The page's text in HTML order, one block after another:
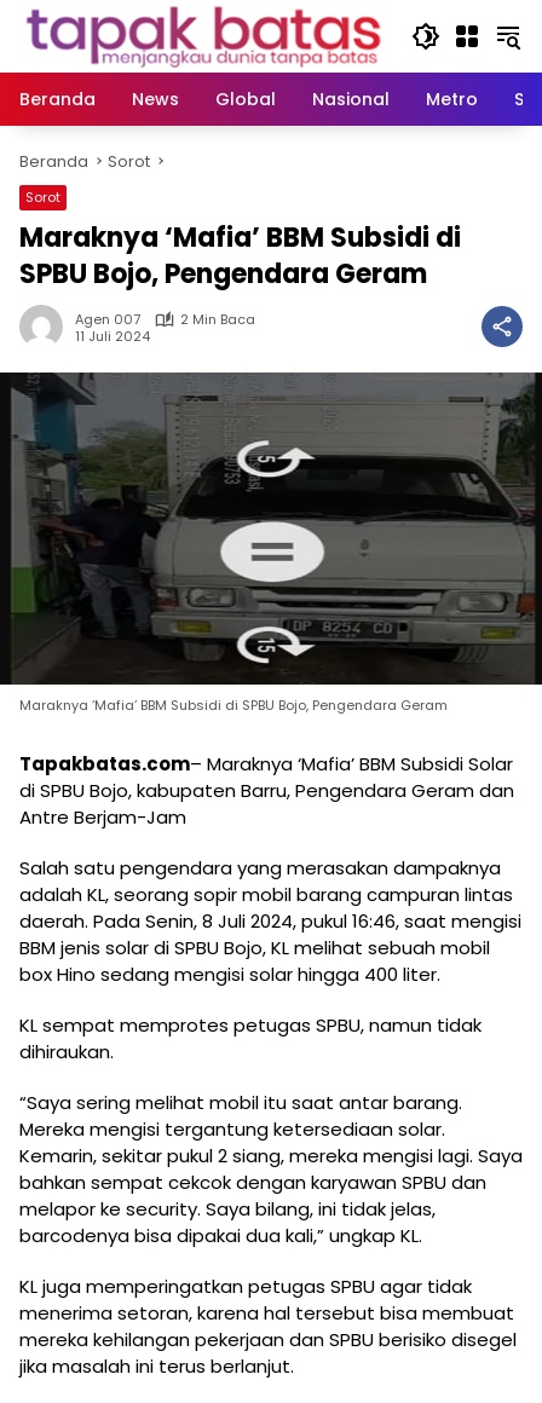
Langsung
Beranda
News Global Nasional Metro
Beranda Sorot
Sorot
Maraknya ‘Mafia’ BBM Subsidi di
SPBU Bojo, Pengendara Geram
Agen 007
2 Min Baca
11 Juli 2024
Maraknya ‘Mafia’ BBM Subsidi di SPBU Bojo, Pengendara Geram
Tapakbatas.com– Maraknya ‘Mafia’ BBM Subsidi Solar
di SPBU Bojo, kabupaten Barru, Pengendara Geram dan
Antre Berjam-Jam
Salah satu pengendara yang merasakan dampaknya
adalah KL, seorang sopir mobil barang campuran lintas
daerah. Pada Senin, 8 Juli 2024, pukul 16:46, saat mengisi
BBM jenis solar di SPBU Bojo, KL melihat sebuah mobil
box Hino sedang mengisi solar hingga 400 liter.
KL sempat memprotes petugas SPBU, namun tidak
dihiraukan.
“Saya sering melihat mobil itu saat antar barang.
Mereka mengisi tergantung ketersediaan solar.
Kemarin, sekitar pukul 2 siang, mereka mengisi lagi. Saya
bahkan sempat cekcok dengan karyawan SPBU dan
melapor ke security. Saya bilang, ini tidak jelas,
barcodenya bisa dipakai dua kali,” ungkap KL.
KL juga memperingatkan petugas SPBU agar tidak
menerima setoran, karena hal tersebut bisa membuat
mereka kehilangan pekerjaan dan SPBU berisiko disegel
jika masalah ini terus berlanjut.